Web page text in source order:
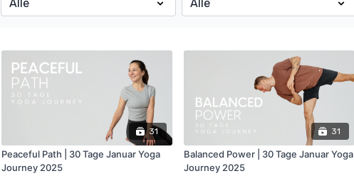
31
Peaceful Path | 30 Tage Januar Yoga
Journey 2025
31
Balanced Power | 30 Tage Januar Yoga
Journey 2025